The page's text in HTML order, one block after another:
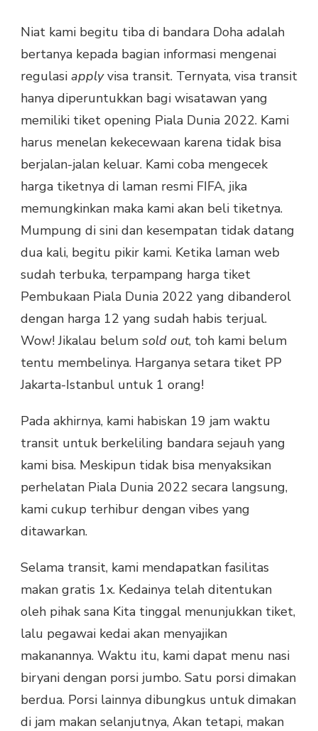
Niat kami begitu tiba di bandara Doha adalah
bertanya kepada bagian informasi mengenai
regulasi applyvisa transit. Ternyata, visa transit
hanya diperuntukkan bagi wisatawan yang
memiliki tiket opening Piala Dunia 2022. Kami
harus menelan kekecewaan karena tidak bisa
berjalan-jalan keluar. Kami coba mengecek
harga tiketnya di laman resmi FIFA, jika
memungkinkan maka kami akan beli tiketnya.
Mumpung di sini dan kesempatan tidak datang
dua kali, begitu pikir kami. Ketika laman web
sudah terbuka, terpampang harga tiket
Pembukaan Piala Dunia 2022 yang dibanderol
dengan harga 12 yang sudah habis terjual.
Wow! Jikalau belum sold out, toh kami belum
tentu membelinya. Harganya setara tiket PP
Jakarta-Istanbul untuk 1 orang!
Pada akhirnya, kami habiskan 19 jam waktu
transit untuk berkeliling bandara sejauh yang
kami bisa. Meskipun tidak bisa menyaksikan
perhelatan Piala Dunia 2022 secara langsung,
kami cukup terhibur dengan vibes yang
ditawarkan.
Selama transit, kami mendapatkan fasilitas
makan gratis 1x. Kedainya telah ditentukan
oleh pihak sana Kita tinggal menunjukkan tiket,
lalu pegawai kedai akan menyajikan
makanannya. Waktu itu, kami dapat menu nasi
biryani dengan porsi jumbo. Satu porsi dimakan
berdua. Porsi lainnya dibungkus untuk dimakan
di jam makan selanjutnya, Akan tetapi, makan